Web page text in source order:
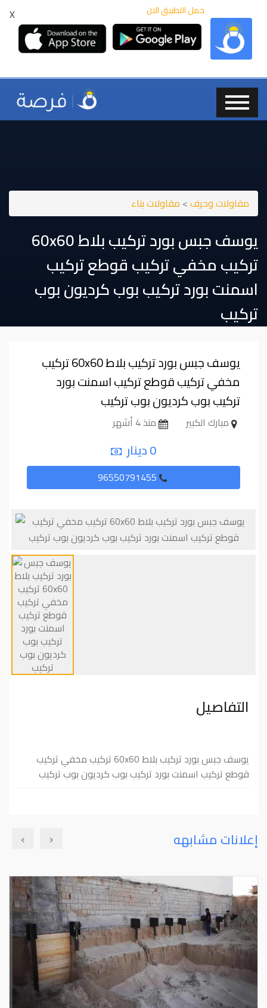
X حمل التطبيق الان
مقاولات وحرف> مقاولات بناء
تركيب مخفي تركيب قوطع تركيب
اسمنت بورد تركيب بوب كرديون بوب
تركيب
يوسف جبس بورد تركيب بلاط ⁦⁦60x60⁩⁩ تركيب
مخفي تركيب قوطع تركيب اسمنت بورد
تركيب بوب كرديون بوب تركيب
مبارك الكبير منذ 4 أشهر
0 دينار
التفاصيل
يوسف جبس بورد تركيب بلاط ⁦⁦60x60⁩⁩ تركيب مخفي تركيب
قوطع تركيب اسمنت بورد تركيب بوب كرديون بوب تركيب
إعلانات مشابهه ‹
›